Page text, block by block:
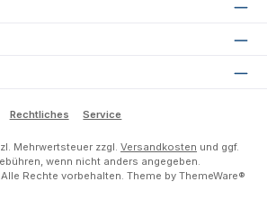
Rechtliches Service
Mehrwertsteuer zzgl. Versandkosten und ggf.
wenn nicht anders angegeben.
Rechte vorbehalten. Theme by ThemeWare®